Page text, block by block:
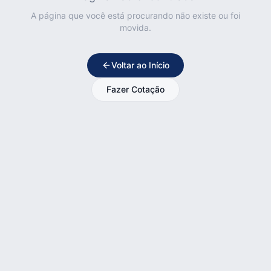
A página que você está procurando não existe ou foi
movida.
Voltar ao Início
Fazer Cotação